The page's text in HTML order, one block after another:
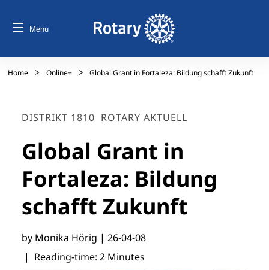
Menu
Home Online+ Global Grant in Fortaleza: Bildung schafft Zukunft
DISTRIKT 1810 ROTARY AKTUELL
Global Grant in
Fortaleza: Bildung
schafft Zukunft
by Monika Hörig | 26-04-08
| Reading-time: 2 Minutes